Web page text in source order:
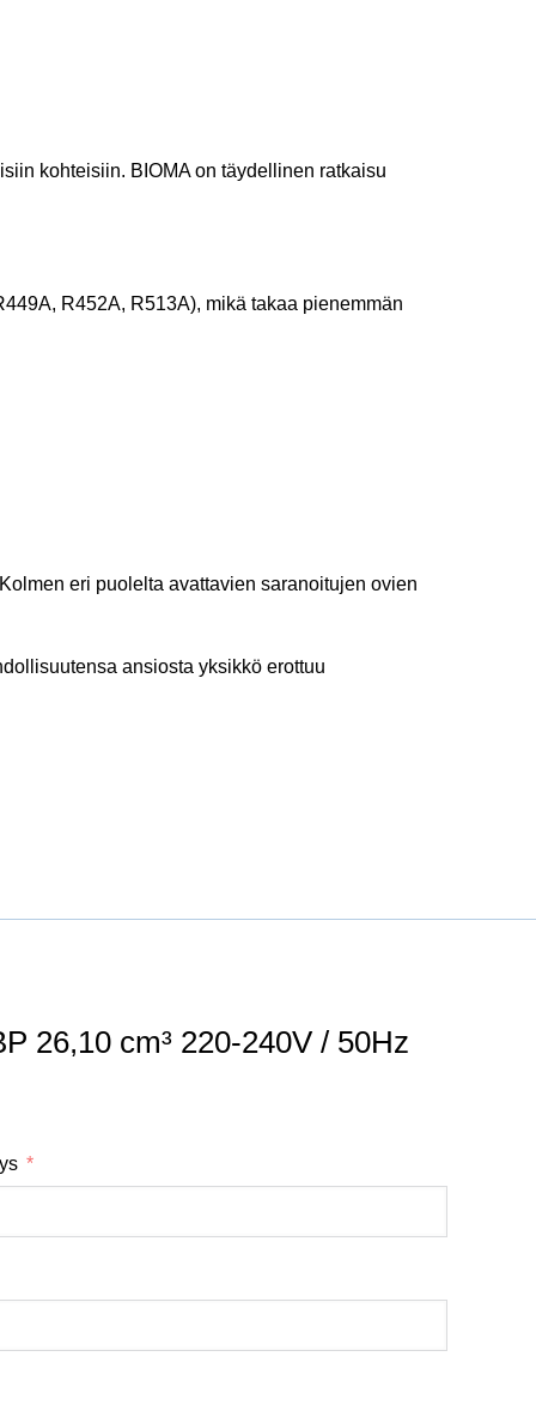
kohteisiin. BIOMA on täydellinen ratkaisu
R452A, R513A), mikä takaa pienemmän
eri puolelta avattavien saranoitujen ovien
ansiosta yksikkö erottuu
26,10 cm³ 220-240V / 50Hz